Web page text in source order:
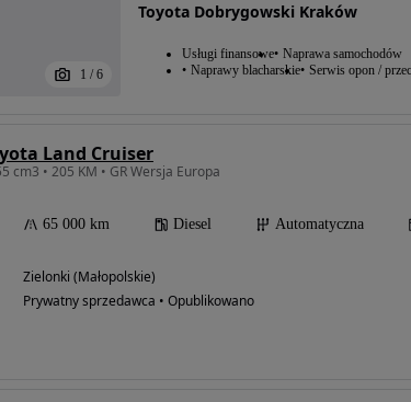
1 / 6
Toyota Dobrygowski Kraków
Usługi finansowe Naprawa samochodów
Naprawy blacharskie Serwis opon /
Land Cruiser
cm3 • 205 KM • GR Wersja Europa
65 000 km Diesel Automatyczna
Zielonki (Małopolskie)
Prywatny sprzedawca • Opublikowano